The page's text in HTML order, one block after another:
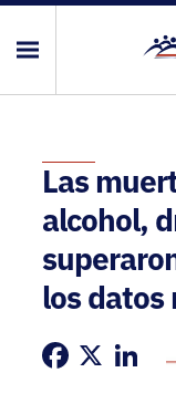
Las
alcohol,
los datos